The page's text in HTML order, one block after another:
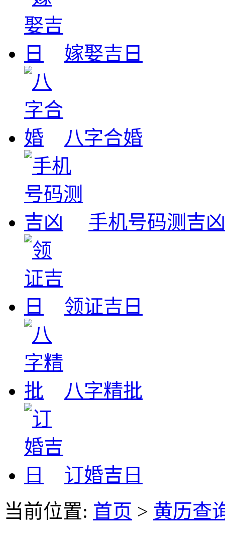
嫁娶吉日
八字合婚
手机号码测吉凶
领证吉日
八字精批
订婚吉日
当前位置: 首页 > 黄历查